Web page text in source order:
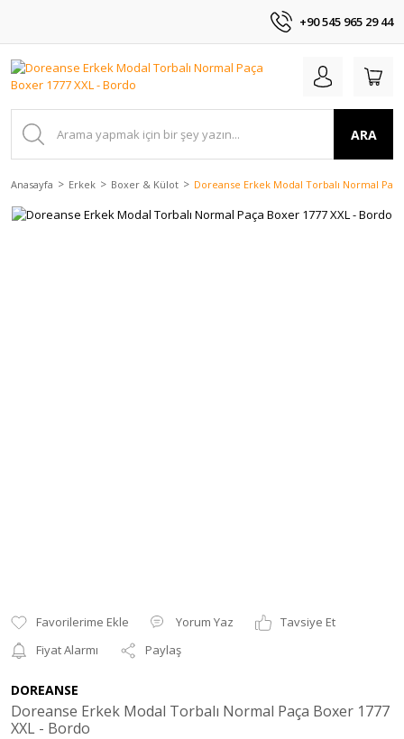
+90 545 965 29 44
ARA
Anasayfa Erkek Boxer & Külot Doreanse Erkek Modal Torbalı Normal
Yorum Yaz
Tavsiye Et
Fiyat Alarmı
Paylaş
DOREANSE
Doreanse Erkek Modal Torbalı Normal Paça Boxer 1777
XXL - Bordo